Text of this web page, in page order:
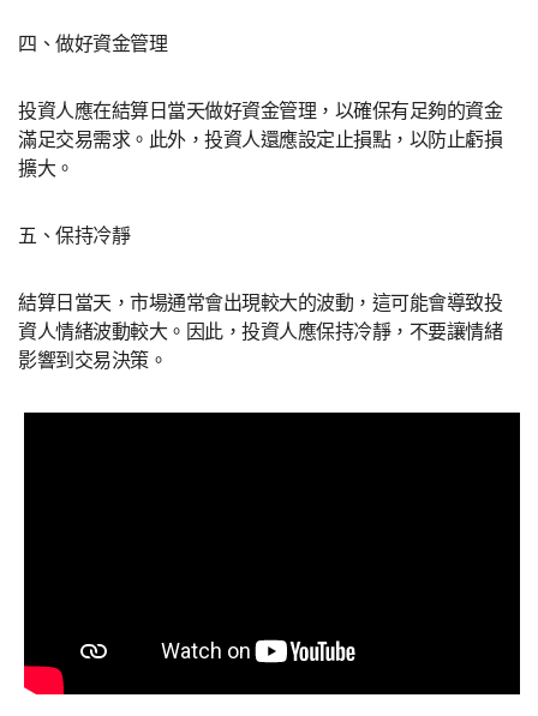
四、做好資金管理
投資人應在結算日當天做好資金管理，以確保有足夠的資金
滿足交易需求。此外，投資人還應設定止損點，以防止虧損
擴大。
五、保持冷靜
結算日當天，市場通常會出現較大的波動，這可能會導致投
資人情緒波動較大。因此，投資人應保持冷靜，不要讓情緒
影響到交易決策。